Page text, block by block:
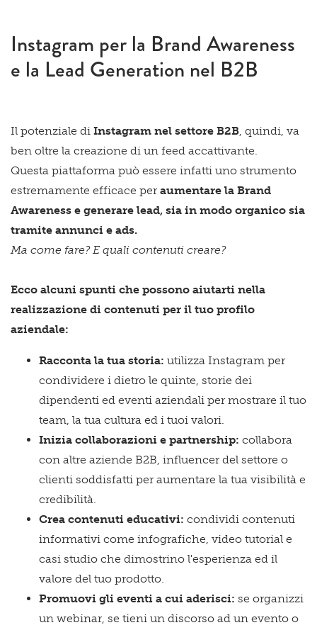
Instagram per la Brand Awareness
e la Lead Generation nel B2B
Il potenziale di Instagram nel settore B2B , quindi, va
ben oltre la creazione di un feed accattivante.
Questa piattaforma può essere infatti uno strumento
estremamente efficace per aumentare la Brand
Awareness e generare lead, sia in modo organico sia
tramite annunci e ads.
Ma come fare? E quali contenuti creare?
Ecco alcuni spunti che possono aiutarti nella
realizzazione di contenuti per il tuo profilo
aziendale:
Racconta la tua storia: utilizza Instagram per
condividere i dietro le quinte, storie dei
dipendenti ed eventi aziendali per mostrare il tuo
team, la tua cultura ed i tuoi valori.
Inizia collaborazioni e partnership: collabora
con altre aziende B2B, influencer del settore o
clienti soddisfatti per aumentare la tua visibilità e
credibilità.
Crea contenuti educativi: condividi contenuti
informativi come infografiche, video tutorial e
casi studio che dimostrino l'esperienza ed il
valore del tuo prodotto.
Promuovi gli eventi a cui aderisci: se organizzi
un webinar, se tieni un discorso ad un evento o